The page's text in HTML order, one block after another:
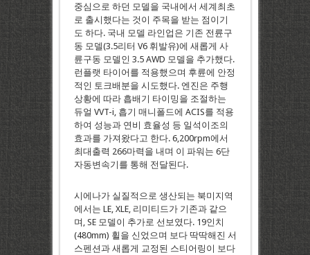
중심으로 하던 모델을 국내에서 세계최초
로 출시했다는 것이 주목을 받는 점이기
도 하다. 국내 모델 라인업은 기존 전륜구
동 모델(3.5리터 V6 휘발유)에 새롭게 사
륜구동 모델인 3.5 AWD 모델을 추가했다.
런플랫 타이어를 적용했으며 후륜에 안정
적인 토크배분을 시도했다. 엔진은 주행
상황에 따라 흡배기 타이밍을 조절하는
듀얼 VVT-i, 흡기 매니폴드에 ACIS를 적용
하여 성능과 연비 효율성 등 일석이조의
효과를 가져왔다고 한다. 6,200rpm에서
최대출력 266마력을 내며 이 파워는 6단
자동변속기를 통해 전달된다.
시에나가 실질적으로 생산되는 북미지역
에서는 LE, XLE, 리미티드가 기존과 같으
며, SE 모델이 추가로 선보였다. 19인치
(480mm) 휠을 신었으며 보다 딱딱해진 서
스펜션과 새롭게 교정된 스티어링이 보다